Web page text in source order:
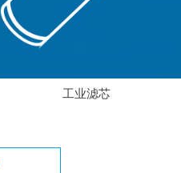
工业滤芯